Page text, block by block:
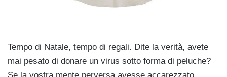
Tempo di Natale, tempo di regali. Dite la verità, avete
mai pesato di donare un virus sotto forma di peluche?